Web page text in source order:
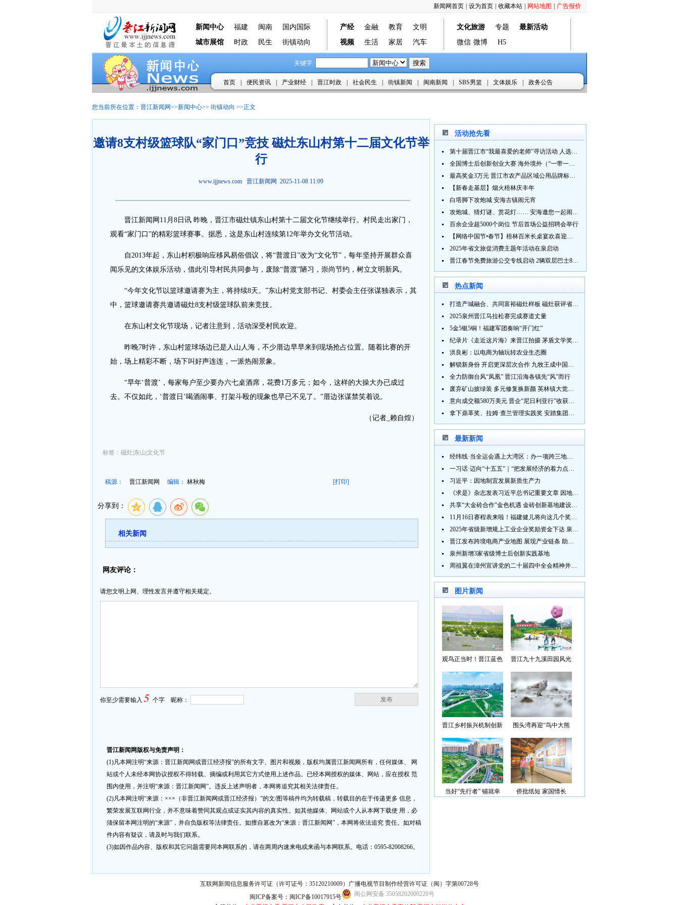
广告报价
网站地图
收藏本站
设为首页
新闻网首页
新闻中心 福建 闽南
国内国际
城市展馆
时政 民生 街镇动向
产经 金融 教育
文明
视频
生活 家居 汽车
文化旅游 专题
最新活动
微信 微博 H5
关键字:
首页 便民资讯 产业财经 晋江时政 社会民生 街镇新闻 闽南新闻 SBS男篮 文体娱乐 政务公告
您当前所在位置： 晋江新闻网>>新闻中心>> 街镇动向 >>正文
邀请8支村级篮球队“家门口”竞技 磁灶东山村第十二届文化节举
行
www.ijjnews.com 晋江新闻网 2025-11-08 11:09
晋江新闻网11月8日讯 昨晚，晋江市磁灶镇东山村第十二届文化节继续举行。村民走出家门，
观看“家门口”的精彩篮球赛事。据悉，这是东山村连续第12年举办文化节活动。
自2013年起，东山村积极响应移风易俗倡议，将“普渡日”改为“文化节”，每年坚持开展群众喜
闻乐见的文体娱乐活动，借此引导村民共同参与，废除“普渡”陋习，崇尚节约，树立文明新风。
“今年文化节以篮球邀请赛为主，将持续8天。”东山村党支部书记、村委会主任张谋独表示，其
中，篮球邀请赛共邀请磁灶8支村级篮球队前来竞技。
在东山村文化节现场，记者注意到，活动深受村民欢迎。
昨晚7时许，东山村篮球场边已是人山人海，不少厝边早早来到现场抢占位置。随着比赛的开
始，场上精彩不断，场下叫好声连连，一派热闹景象。
“早年‘普渡’，每家每户至少要办六七桌酒席，花费1万多元；如今，这样的大操大办已成过
去。不仅如此，‘普渡日’喝酒闹事、打架斗殴的现象也早已不见了。”厝边张谋禁笑着说。
（记者_赖自煌）
标签：磁灶|东山|文化节
稿源： 晋江新闻网 编辑： 林秋梅 [打印]
分享到：
相关新闻
网友评论：
请您文明上网、理性发言并遵守相关规定。
发布
你至少需要输入5 个字 昵称：
晋江新闻网版权与免责声明：
(1)凡本网注明“来源：晋江新闻网或晋江经济报”的所有文字、图片和视频，版权均属晋江新闻网所有，任何媒体、 网
站或个人未经本网协议授权不得转载、摘编或利用其它方式使用上述作品。已经本网授权的媒体、网站，应在授权 范
围内使用，并注明“来源：晋江新闻网”。违反上述声明者，本网将追究其相关法律责任。
(2)凡本网注明“来源：×××（非晋江新闻网或晋江经济报）”的文/图等稿件均为转载稿，转载目的在于传递更多 信息，
繁荣发展互联网行业，并不意味着赞同其观点或证实其内容的真实性。如其他媒体、网站或个人从本网下载使 用，必
须保留本网注明的“来源”，并自负版权等法律责任。如擅自篡改为“来源：晋江新闻网”，本网将依法追究 责任。如对稿
件内容有疑议，请及时与我们联系。
(3)如因作品内容、版权和其它问题需要同本网联系的，请在两周内速来电或来函与本网联系。电话：0595-82008266。
活动抢先看
第十届晋江市“我最喜爱的老师”寻访活动 人选推荐火热进行中 快来“秀”您最喜爱的老师
全国博士后创新创业大赛 海外境外（“一带一路”）赛七大赛道等你来战
最高奖金3万元 晋江市农产品区域公用品牌标识Logo及特色农产品包装设计征集活动正式启动
【新春走基层】烟火梧林庆丰年
白塔脚下攻炮城 安海古镇闹元宵
攻炮城、猜灯谜、赏花灯…… 安海邀您一起闹元宵
百余企业超5000个岗位 节后首场公益招聘会举行
【网络中国节•春节】梧林百米长桌宴欢喜迎新春
2025年省文旅促消费主题年活动在泉启动
晋江春节免费旅游公交专线启动 2辆双层巴士8辆铛铛车带你游
热点新闻
打造产城融合、共同富裕磁灶样板 磁灶获评省级乡村振兴示范乡镇
2025泉州晋江马拉松赛完成赛道丈量
5金5银5铜！福建军团奏响“开门红”
纪录片《走近这片海》来晋江拍摄 茅盾文学奖得主麦家探寻晋江“海海”人生
洪良彬：以电商为轴玩转农业生态圈
解锁新身份 开启更深层次合作 九牧王成中国奥委会官方赞助商
全力防御台风“凤凰” 晋江沿海各镇先“风”而行
废弃矿山披绿装 多元修复换新颜 英林镇大觉山片区废弃矿山生态修复项目通过验收
意向成交额580万美元 晋企“尼日利亚行”收获满满
拿下鼎革奖、拉姆·查兰管理实践奖 安踏集团获企业管理权威奖项
最新新闻
经纬线·当全运会遇上大湾区：办一项跨三地的赛事有多硬核？
一习话·迈向“十五五”｜“把发展经济的着力点放在实体经济上”
习近平：因地制宜发展新质生产力
《求是》杂志发表习近平总书记重要文章 因地制宜发展新质生产力
共享“大金砖合作”金色机遇 金砖创新基地建设成效显著
11月16日赛程表来啦！福建健儿将向这几个奖牌发起冲击→
2025年省级新增规上工业企业奖励资金下达 泉州市获补资金居全省首位
晋江发布跨境电商产业地图 展现产业链条 助力“晋品出海”
泉州新增3家省级博士后创新实践基地
周祖翼在漳州宣讲党的二十届四中全会精神并调研
图片新闻
观鸟正当时！晋江蓝色
晋江九十九溪田园风光
光”首批认定名单
晋江乡村振兴机制创新
围头湾再迎“鸟中大熊
当好“先行者” 铺就幸
侨批纸短 家国情长
互联网新闻信息服务许可证（许可证号：35120210009）广播电视节目制作经营许可证（闽）字第00728号
闽ICP备案号：闽ICP备10017915号
闽公网安备 35058202000220号